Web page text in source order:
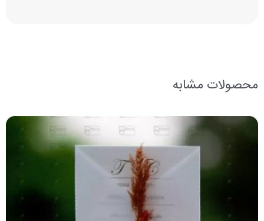
محصولات مشابه